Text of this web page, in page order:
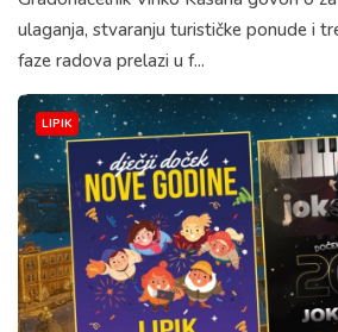
ulaganja, stvaranju turističke ponude i
faze radova prelazi u f...
LIPIK